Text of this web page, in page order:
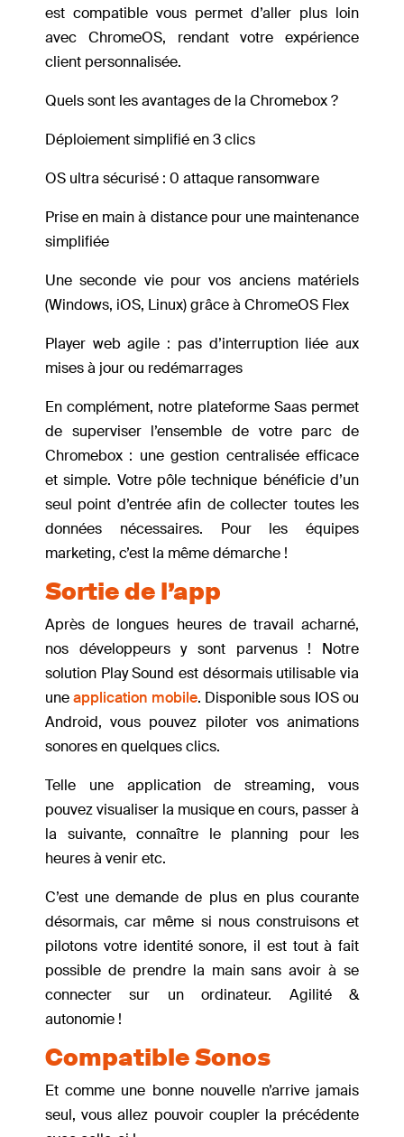
est compatible vous permet d’aller plus loin
avec ChromeOS, rendant votre expérience
client personnalisée.
Quels sont les avantages de la Chromebox ?
Déploiement simplifié en 3 clics
OS ultra sécurisé : 0 attaque ransomware
Prise en main à distance pour une maintenance
simplifiée
Une seconde vie pour vos anciens matériels
(Windows, iOS, Linux) grâce à ChromeOS Flex
Player web agile : pas d’interruption liée aux
mises à jour ou redémarrages
En complément, notre plateforme Saas permet
de superviser l’ensemble de votre parc de
Chromebox : une gestion centralisée efficace
et simple. Votre pôle technique bénéficie d’un
seul point d’entrée afin de collecter toutes les
données nécessaires. Pour les équipes
marketing, c’est la même démarche !
Sortie de l’app
Après de longues heures de travail acharné,
nos développeurs y sont parvenus ! Notre
solution Play Sound est désormais utilisable via
uneapplication mobile. Disponible sous IOS ou
Android, vous pouvez piloter vos animations
sonores en quelques clics.
Telle une application de streaming, vous
pouvez visualiser la musique en cours, passer à
la suivante, connaître le planning pour les
heures à venir etc.
C’est une demande de plus en plus courante
désormais, car même si nous construisons et
pilotons votre identité sonore, il est tout à fait
possible de prendre la main sans avoir à se
connecter sur un ordinateur. Agilité &
autonomie !
Compatible Sonos
Et comme une bonne nouvelle n’arrive jamais
seul, vous allez pouvoir coupler la précédente